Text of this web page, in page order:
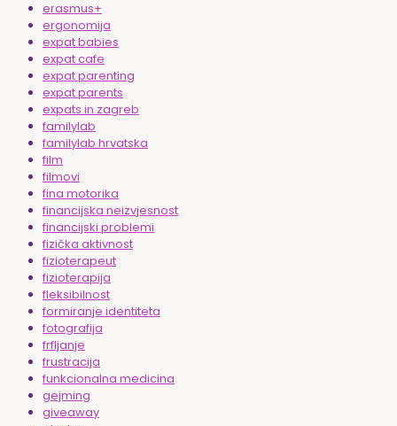
erasmus+
ergonomija
expat babies
expat cafe
expat parenting
expat parents
expats in zagreb
familylab
familylab hrvatska
film
filmovi
fina motorika
financijska neizvjesnost
financijski problemi
fizička aktivnost
fizioterapeut
fizioterapija
fleksibilnost
formiranje identiteta
fotografija
frfljanje
frustracija
funkcionalna medicina
gejming
giveaway